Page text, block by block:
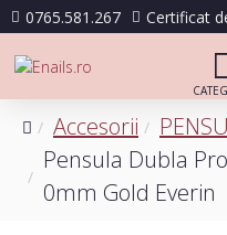
0765.581.267 Certificat
Accesorii
Pensula Dubla
0mm Gold Everin